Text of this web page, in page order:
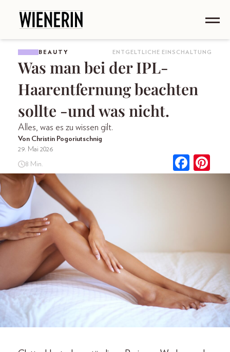
BEAUTY ENTGELTLICHE EINSCHALTUNG
Was man bei der IPL-
Haarentfernung beachten
sollte -und was nicht.
Alles, was es zu wissen gilt.
Von Christin Pogoriutschnig
29. Mai 2026
8 Min.